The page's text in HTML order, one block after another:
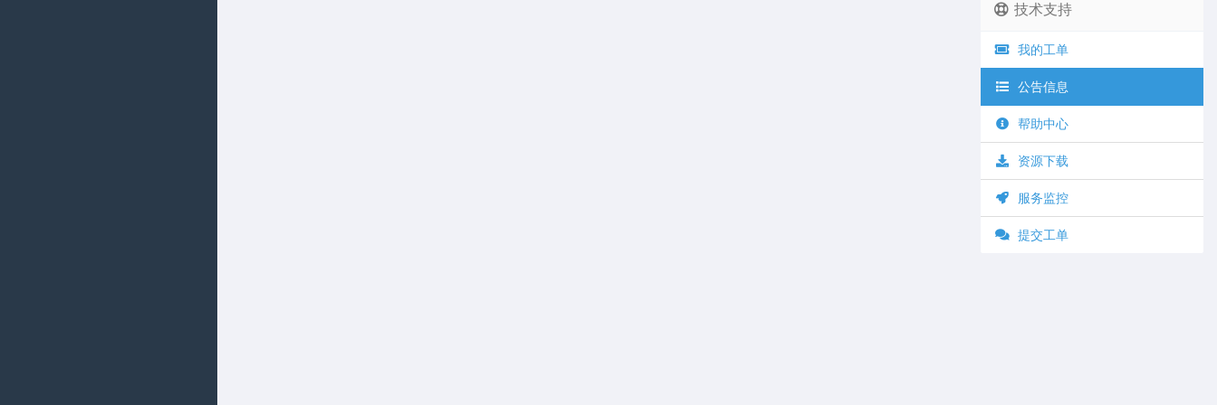
技术支持
我的工单
公告信息
帮助中心
资源下载
服务监控
提交工单